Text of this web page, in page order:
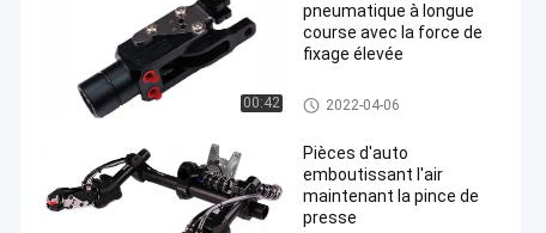
00:42
pneumatique à longue
course avec la force de
fixage élevée
Pressez la pince
2022-04-06
Pièces d'auto
emboutissant l'air
maintenant la pince de
presse